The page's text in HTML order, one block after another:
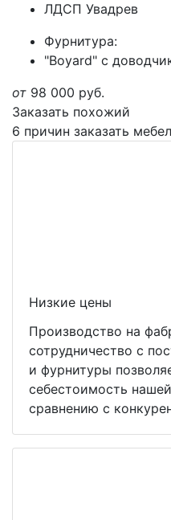
ЛДСП Увадрев
Фурнитура:
"Boyard" с
от 98 000 руб.
Заказать похожий
6 причин заказать
Низкие цены
Производство на
сотрудничество с
и фурнитуры
себестоимость
сравнению с